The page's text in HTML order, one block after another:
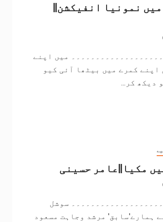
نمونیا انفیکشن||
میں اپنے
اپنے کمرے میں بیٹھا آئی کیو
مکیا||عامر حسینی
سوشل
ہمارے'سابق' مرشد وجاہت مسعود